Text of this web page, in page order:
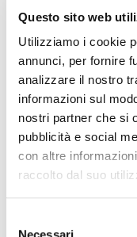
Questo sito web
Utilizziamo i cookie
annunci, per fornire
analizzare il nostro
informazioni sul
nostri partner che si
pubblicità e social
con altre
raccolto dal suo
Necessari